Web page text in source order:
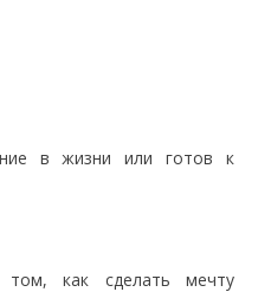
в жизни или готов к
том, как сделать мечту